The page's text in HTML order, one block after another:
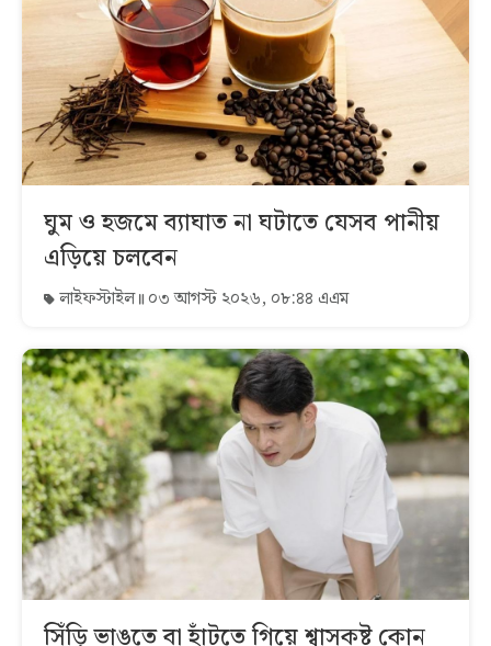
ঘুম ও হজমে ব্যাঘাত না ঘটাতে যেসব পানীয়
এড়িয়ে চলবেন
লাইফস্টাইল ০৩ আগস্ট ২০২৬, ০৮:৪৪ এএম
সিঁড়ি ভাঙতে বা হাঁটতে গিয়ে শ্বাসকষ্ট কোন